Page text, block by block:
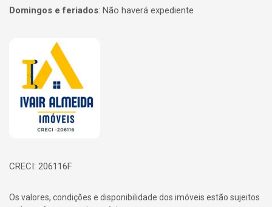
Domingos e feriados: Não haverá expediente
Página inicial
CRECI: 206116F
Os valores, condições e disponibilidade dos imóveis estão sujeitos